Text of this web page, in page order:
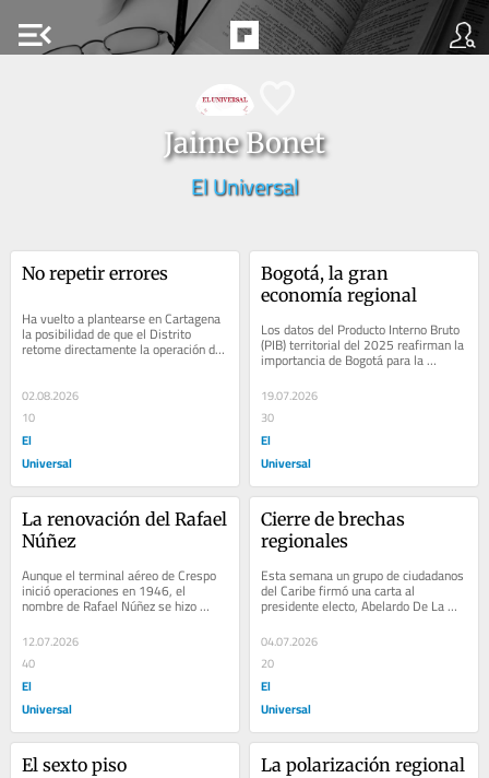
menu_open
Jaime Bonet
El Universal
No repetir errores
Ha vuelto a plantearse en Cartagena
la posibilidad de que el Distrito
retome directamente la operación de
los servicios de acueducto y...
02.08.2026
10
El
Universal
Bogotá, la gran
economía regional
Los datos del Producto Interno Bruto
(PIB) territorial del 2025 reafirman la
importancia de Bogotá para la
economía nacional. Desde hace
varias...
19.07.2026
30
El
Universal
La renovación del Rafael
Núñez
Aunque el terminal aéreo de Crespo
inició operaciones en 1946, el
nombre de Rafael Núñez se hizo
conmemoró...
12.07.2026
40
El
Universal
Cierre de brechas
regionales
Esta semana un grupo de ciudadanos
del Caribe firmó una carta al
presidente electo, Abelardo De La
Espriella, proponiendo los elementos
que debería...
04.07.2026
20
El
Universal
El sexto piso La polarización regional